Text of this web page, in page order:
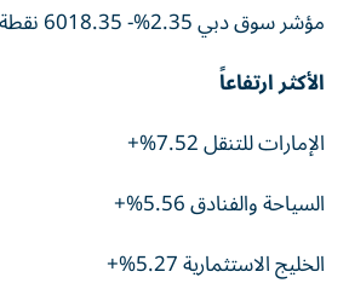
مؤشر سوق دبي 2.35%- 6018.35 نقطة
الأكثر ارتفاعاً
الإمارات للتنقل 7.52%+
السياحة والفنادق 5.56%+
الخليج الاستثمارية 5.27%+